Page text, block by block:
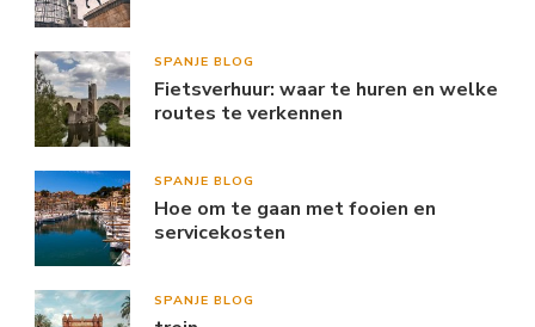
SPANJE BLOG
Fietsverhuur: waar te huren en welke
routes te verkennen
SPANJE BLOG
Hoe om te gaan met fooien en
servicekosten
SPANJE BLOG